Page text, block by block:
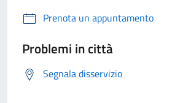
Prenota un appuntamento
Problemi in città
Segnala disservizio